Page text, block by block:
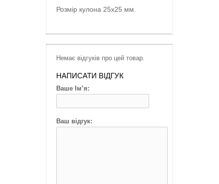
Розмір кулона 25х25 мм.
Немає відгуків про цей товар.
НАПИСАТИ ВІДГУК
Ваше Ім’я:
Ваш відгук: